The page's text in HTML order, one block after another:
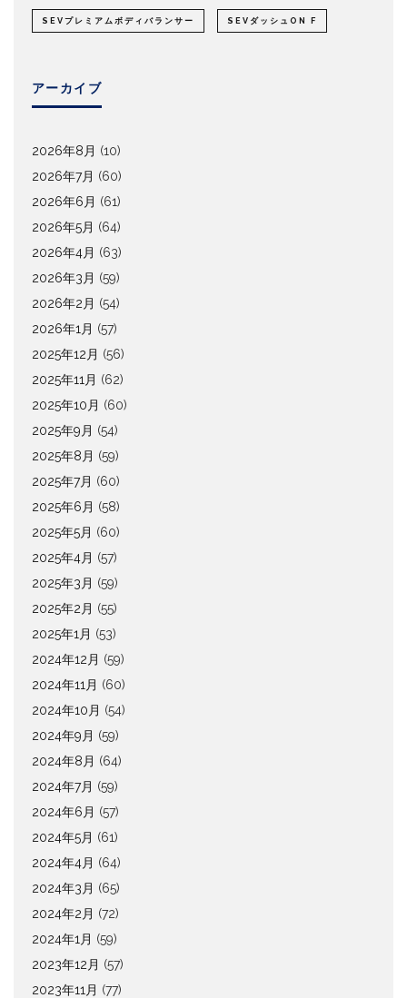
SEVプレミアムボディバランサー SEVダッシュON F
アーカイブ
2026年8月 (10)
2026年7月 (60)
2026年6月 (61)
2026年5月 (64)
2026年4月 (63)
2026年3月 (59)
2026年2月 (54)
2026年1月 (57)
2025年12月 (56)
2025年11月 (62)
2025年10月 (60)
2025年9月 (54)
2025年8月 (59)
2025年7月 (60)
2025年6月 (58)
2025年5月 (60)
2025年4月 (57)
2025年3月 (59)
2025年2月 (55)
2025年1月 (53)
2024年12月 (59)
2024年11月 (60)
2024年10月 (54)
2024年9月 (59)
2024年8月 (64)
2024年7月 (59)
2024年6月 (57)
2024年5月 (61)
2024年4月 (64)
2024年3月 (65)
2024年2月 (72)
2024年1月 (59)
2023年12月 (57)
2023年11月 (77)